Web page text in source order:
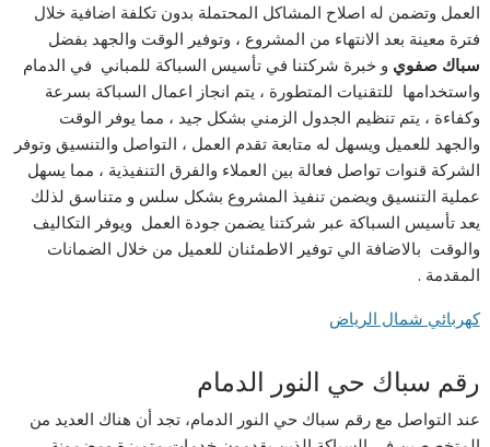
العمل وتضمن له اصلاح المشاكل المحتملة بدون تكلفة اضافية خلال
فترة معينة بعد الانتهاء من المشروع ، وتوفير الوقت والجهد بفضل
سباك صفوي و خبرة شركتنا في تأسيس السباكة للمباني في الدمام
واستخدامها للتقنيات المتطورة ، يتم انجاز اعمال السباكة بسرعة
وكفاءة ، يتم تنظيم الجدول الزمني بشكل جيد ، مما يوفر الوقت
والجهد للعميل ويسهل له متابعة تقدم العمل ، التواصل والتنسيق وتوفر
الشركة قنوات تواصل فعالة بين العملاء والفرق التنفيذية ، مما يسهل
عملية التنسيق ويضمن تنفيذ المشروع بشكل سلس و متناسق لذلك
يعد تأسيس السباكة عبر شركتنا يضمن جودة العمل ويوفر التكاليف
والوقت بالاضافة الي توفير الاطمئنان للعميل من خلال الضمانات
المقدمة .
كهربائي شمال الرياض
رقم سباك حي النور الدمام
عند التواصل مع رقم سباك حي النور الدمام، تجد أن هناك العديد من